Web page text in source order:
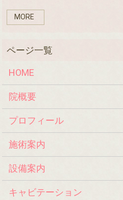
MORE
HOME
院概要
プロフィール
施術案内
設備案内
キャビテーション